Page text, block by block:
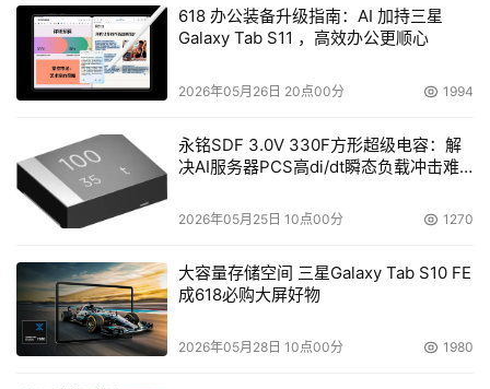
例将达35%。这一数字将比业界平均值高出11%。他还宣
布：“对苹果来说，今年（2003年）将成为笔记本电脑
年”。
此外，在硬件方面还发表了支持IEEE802.11g的无线
LAN接入点“AirPort Extreme”。最多可以同时连接50个用
户，可以向USB接口的打印机无线传输数据。
本文来源于DOIT传媒，文章内容仅供参考，不构成投资建议。
618 办公装备升级指南：AI 加持三星
Galaxy Tab S11 ，高效办公更顺心
2026年05月26日 20点00分 1994
永铭SDF 3.0V 330F方形超级电容：解
决AI服务器PCS高di/dt瞬态负载冲击难
2026年05月25日 10点00分 1270
大容量存储空间 三星Galaxy Tab S10 FE
成618必购大屏好物
2026年05月28日 10点00分 1980